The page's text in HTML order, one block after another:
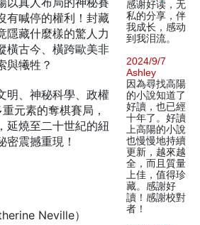
有喊停的權利！封藏
隱藏什麼樣的驚人力
橫古今、橫跨歐美非
與犧牲？
明、神秘科學、政權
元素的奪棋賽局，
延燒至二十世紀的紐
密震撼重現！
Neville）
感谢好读，无
私的分享，伴
我成长，感动
到我泪流。
2024/9/7
Ashley
因為尋找高陽
的小說知道了
好讀，也已經
十年了。好讀
上高陽的小說
也慢慢地持續
更新，越來越
全，而且質量
上佳，值得珍
藏。感謝好
讀！感謝校對
者！